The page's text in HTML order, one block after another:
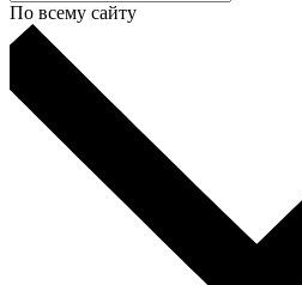
По всему сайту